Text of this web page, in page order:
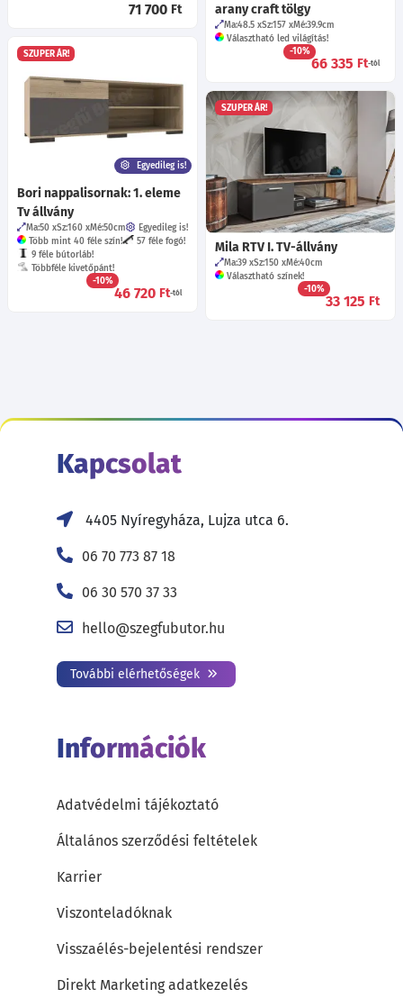
71 700 Ft
arany craft tölgy
Ma:48.5 Sz:157 Mé:39.9cm
Választható led világítás!
-10%
66 335 Ft-tól
SZUPER ÁR!
Egyedileg is!
Bori nappalisornak: 1. eleme
Tv állvány
Ma:50 Sz:160 Mé:50cm
Egyedileg is!
Több mint 40 féle szín!
57 féle fogó!
9 féle bútorláb!
Többféle kivetőpánt!
-10%
46 720 Ft-tól
SZUPER ÁR!
Mila RTV I. TV-állvány
Ma:39 Sz:150 Mé:40cm
Választható színek!
-10%
33 125 Ft
Kapcsolat
4405 Nyíregyháza, Lujza utca 6.
06 70 773 87 18
06 30 570 37 33
hello@szegfubutor.hu
További elérhetőségek
Információk
Adatvédelmi tájékoztató
Általános szerződési feltételek
Karrier
Viszonteladóknak
Visszaélés-bejelentési rendszer
Direkt Marketing adatkezelés